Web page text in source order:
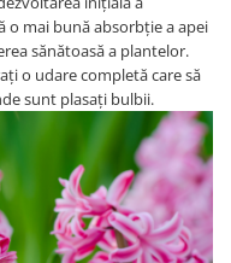
o mai bună absorbție a apei
sănătoasă a plantelor.
o udare completă care să
sunt plasați bulbii.